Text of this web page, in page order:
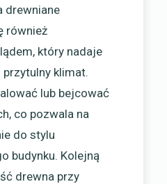
drewniane
również
który nadaje
klimat.
lub bejcować
co pozwala na
do stylu
budynku. Kolejną
drewna przy